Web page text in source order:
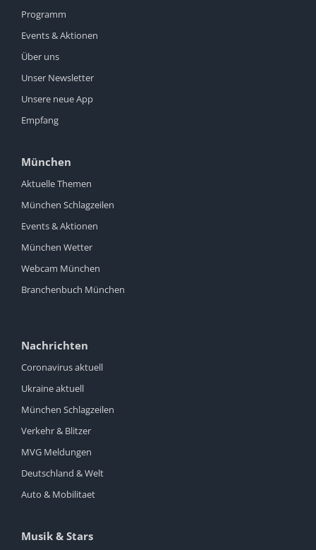
Programm
Events & Aktionen
Über uns
Unser Newsletter
Unsere neue App
Empfang
München
Aktuelle Themen
München Schlagzeilen
Events & Aktionen
München Wetter
Webcam München
Branchenbuch München
Nachrichten
Coronavirus aktuell
Ukraine aktuell
München Schlagzeilen
Verkehr & Blitzer
MVG Meldungen
Deutschland & Welt
Auto & Mobilitaet
Musik & Stars